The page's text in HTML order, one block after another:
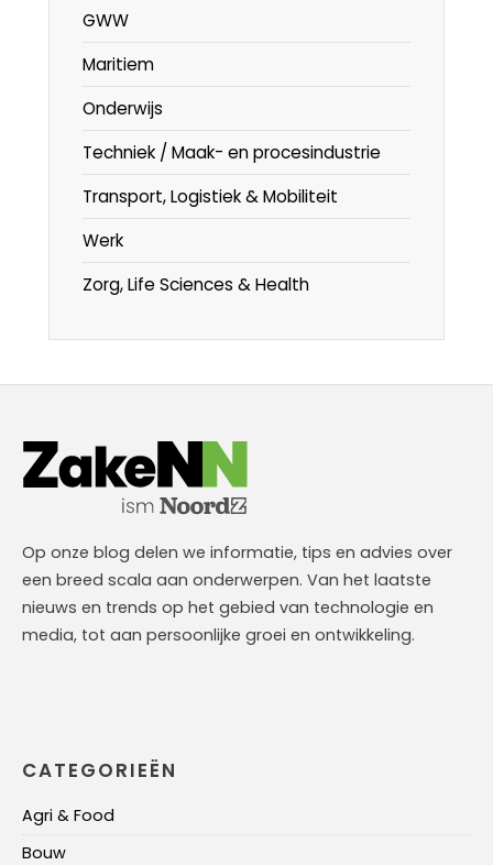
GWW
Maritiem
Onderwijs
Techniek / Maak- en procesindustrie
Transport, Logistiek & Mobiliteit
Werk
Zorg, Life Sciences & Health
Op onze blog delen we informatie, tips en advies over
een breed scala aan onderwerpen. Van het laatste
nieuws en trends op het gebied van technologie en
media, tot aan persoonlijke groei en ontwikkeling.
CATEGORIEËN
Agri & Food
Bouw